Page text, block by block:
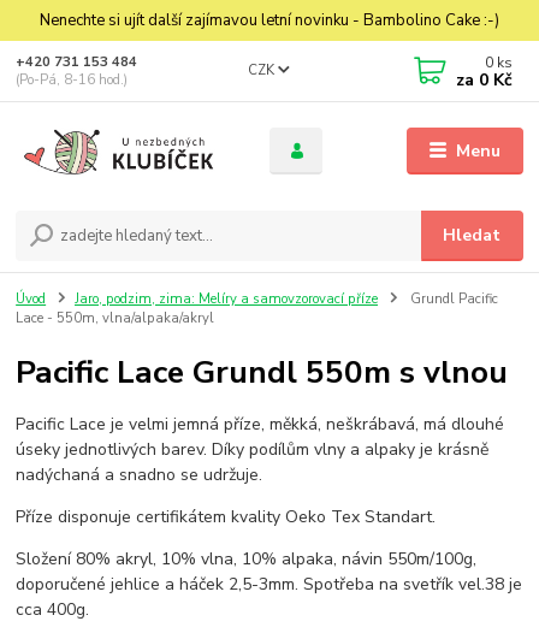
Nenechte si ujít další zajímavou letní novinku - Bambolino Cake :-)
Menu
CZK
Hledat
+420 731 153 484
(Po-Pá, 8-16 hod.)
0 ks
za 0 Kč
Úvod Jaro, podzim, zima: Melíry a samovzorovací příze
Grundl Pacific
Lace - 550m, vlna/alpaka/akryl
Pacific Lace Grundl 550m s vlnou
Pacific Lace je velmi jemná příze, měkká, neškrábavá, má dlouhé
úseky jednotlivých barev. Díky podílům vlny a alpaky je krásně
nadýchaná a snadno se udržuje.
Příze disponuje certifikátem kvality Oeko Tex Standart.
Složení 80% akryl, 10% vlna, 10% alpaka, návin 550m/100g,
doporučené jehlice a háček 2,5-3mm. Spotřeba na svetřík vel.38 je
cca 400g.